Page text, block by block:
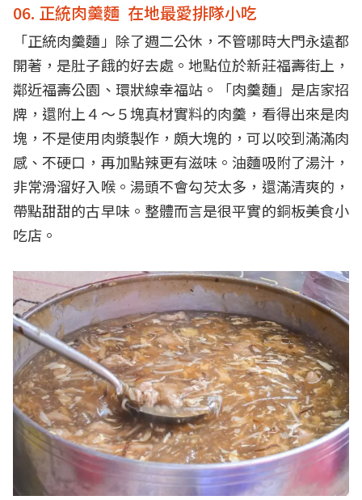
06. 正統肉羹麵 在地最愛排隊小吃
「正統肉羹麵」除了週二公休，不管哪時大門永遠都
開著，是肚子餓的好去處。地點位於新莊福壽街上，
鄰近福壽公園、環狀線幸福站。「肉羹麵」是店家招
牌，還附上４～５塊真材實料的肉羹，看得出來是肉
塊，不是使用肉漿製作，頗大塊的，可以咬到滿滿肉
感、不硬口，再加點辣更有滋味。油麵吸附了湯汁，
非常滑溜好入喉。湯頭不會勾芡太多，還滿清爽的，
帶點甜甜的古早味。整體而言是很平實的銅板美食小
吃店。